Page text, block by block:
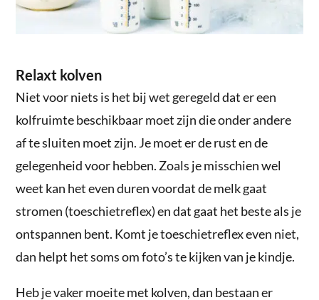
Relaxt kolven
Niet voor niets is het bij wet geregeld dat er een
kolfruimte beschikbaar moet zijn die onder andere
af te sluiten moet zijn. Je moet er de rust en de
gelegenheid voor hebben. Zoals je misschien wel
weet kan het even duren voordat de melk gaat
stromen (toeschietreflex) en dat gaat het beste als je
ontspannen bent. Komt je toeschietreflex even niet,
dan helpt het soms om foto’s te kijken van je kindje.
Heb je vaker moeite met kolven, dan bestaan er